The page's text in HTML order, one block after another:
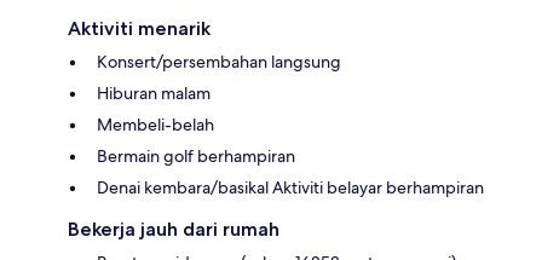
Aktiviti menarik
Konsert/persembahan langsung
Hiburan malam
Membeli-belah
Bermain golf berhampiran
Denai kembara/basikal Aktiviti belayar berhampiran
Bekerja jauh dari rumah